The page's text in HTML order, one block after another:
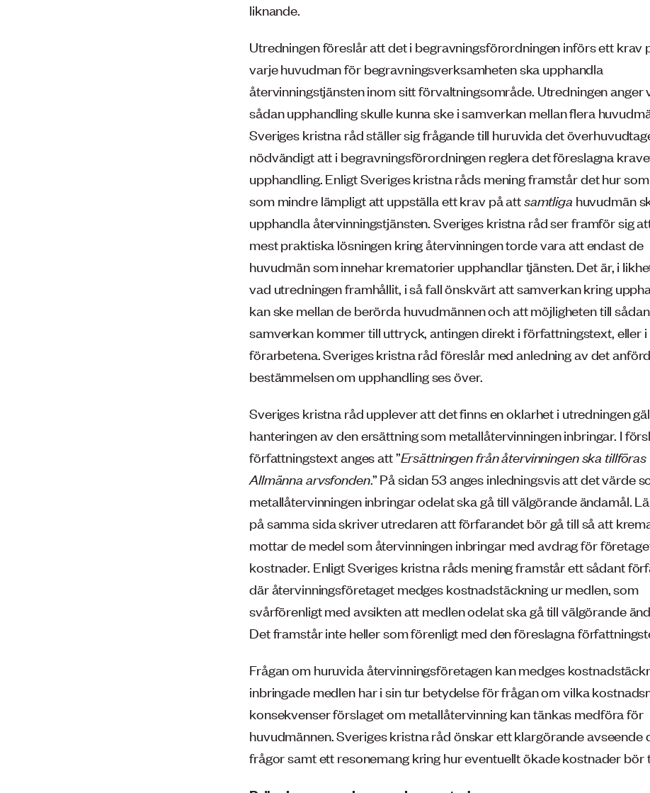
liknande.
Utredningen föreslår att det i begravningsförordningen införs ett krav
varje huvudman för begravningsverksamheten ska upphandla
återvinningstjänsten inom sitt förvaltnings­område. Utredningen anger
sådan upphandling skulle kunna ske i samverkan mellan flera
Sveriges kristna råd ställer sig frågande till huruvida det
nödvändigt att i begravningsförordningen reglera det föreslagna
upphandling. Enligt Sveriges kristna råds mening framstår det hur
som mindre lämpligt att uppställa ett krav på attsamtliga huvudmän
upphandla återvinningstjänsten. Sveriges kristna råd ser framför sig
mest praktiska lösningen kring återvinningen torde vara att endast de
huvudmän som innehar krematorier upphandlar tjänsten. Det är, i
vad utredningen framhållit, i så fall önskvärt att samverkan kring
kan ske mellan de berörda huvudmännen och att möjligheten till sådan
samverkan kommer till uttryck, antingen direkt i författningstext, eller i
förarbetena. Sveriges kristna råd föreslår med anledning av det
bestämmelsen om upphandling ses över.
Sveriges kristna råd upplever att det finns en oklarhet i utredningen
hanteringen av den ersättning som metallåtervinningen inbringar. I
författningstext anges att ”Ersättningen från återvinningen ska tillföras
Allmänna arvsfonden.” På sidan 53 anges inledningsvis att det värde
metallåtervinningen inbringar odelat ska gå till välgörande ändamål.
på samma sida skriver utredaren att förfarandet bör gå till så att
mottar de medel som återvinningen inbringar med avdrag för
kostnader. Enligt Sveriges kristna råds mening framstår ett sådant
där återvinningsföretaget medges kostnadstäckning ur medlen, som
svårförenligt med avsikten att medlen odelat ska gå till välgörande
Det framstår inte heller som förenligt med den föreslagna
Frågan om huruvida återvinningsföretagen kan medges
inbringade medlen har i sin tur betydelse för frågan om vilka
konsekvenser förslaget om metallåtervinning kan tänkas medföra för
huvudmännen. Sveriges kristna råd önskar ett klargörande avseende
frågor samt ett resonemang kring hur eventuellt ökade kostnader bör